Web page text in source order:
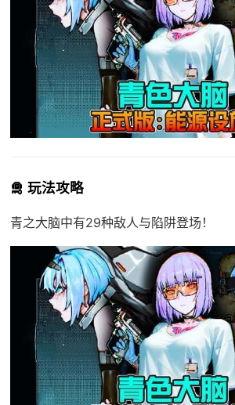
🛅 玩法攻略
青之大脑中有29种敌人与陷阱登场！